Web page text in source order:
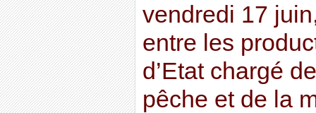
vendredi 17
entre les
d’Etat chargé
pêche et de la